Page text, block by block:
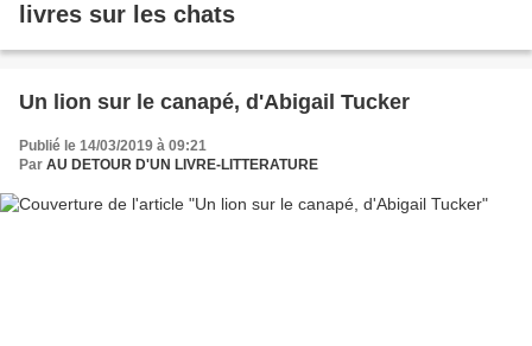
livres sur les chats
Un lion sur le canapé, d'Abigail Tucker
Publié le 14/03/2019 à 09:21
Par AU DETOUR D'UN LIVRE-LITTERATURE